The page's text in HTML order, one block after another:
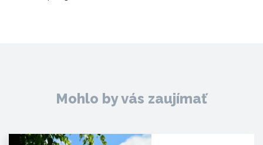
Mohlo by vás zaujímať